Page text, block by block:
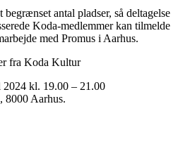
antal pladser, så deltagelse
Koda-medlemmer kan tilmelde
med Promus i Aarhus.
fra Koda Kultur
2024 kl. 19.00 – 21.00
8000 Aarhus.